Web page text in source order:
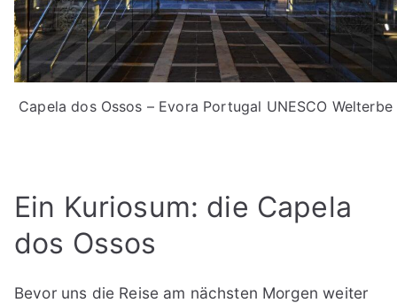
Capela dos Ossos – Evora Portugal UNESCO Welterbe
Ein Kuriosum: die Capela
dos Ossos
Bevor uns die Reise am nächsten Morgen weiter